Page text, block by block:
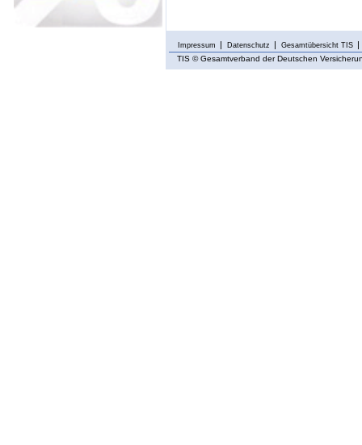
Impressum Datenschutz Gesamtübersicht TIS
TIS © Gesamtverband der Deutschen